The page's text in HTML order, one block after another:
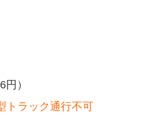
）
トラック通行不可